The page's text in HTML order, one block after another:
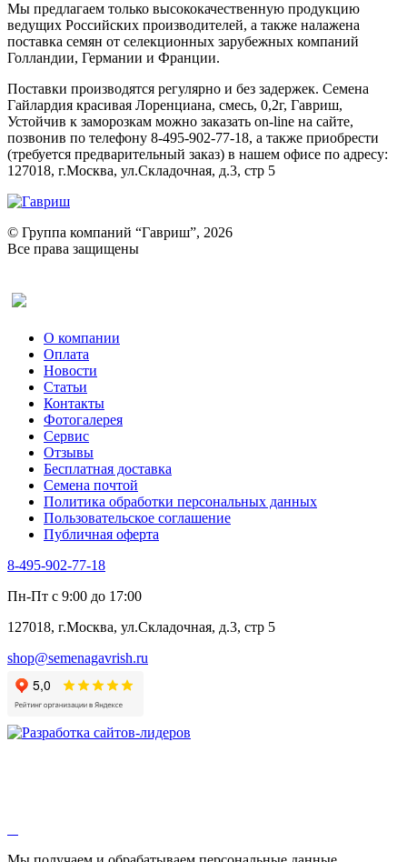
Мы предлагаем только высококачественную продукцию
ведущих Российских производителей, а также налажена
поставка семян от селекционных зарубежных компаний
Голландии, Германии и Франции.
Поставки производятся регулярно и без задержек. Семена
Гайлардия красивая Лоренциана, смесь, 0,2г, Гавриш,
Устойчив к заморозкам можно заказать on-line на сайте,
позвонив по телефону 8-495-902-77-18, а также приобрести
(требуется предварительный заказ) в нашем офисе по адресу:
127018, г.Москва, ул.Складочная, д.3, стр 5
© Группа компаний “Гавриш”, 2026
Все права защищены
О компании
Оплата
Новости
Статьи
Контакты
Фотогалерея​
Сервис
Отзывы
Бесплатная доставка
Семена почтой
Политика обработки персональных данных
Пользовательское соглашение
Публичная оферта
8-495-902-77-18
Пн-Пт с 9:00 до 17:00
127018, г.Москва, ул.Складочная, д.3, стр 5
shop@semenagavrish.ru